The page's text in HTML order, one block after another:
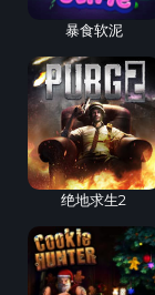
暴食软泥
绝地求生2